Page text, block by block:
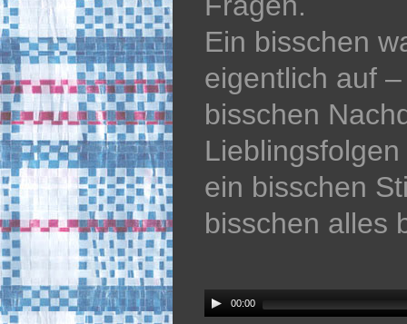
Ein bisschen
eigentlich auf
bisschen
ein bisschen
bisschen alles
00:00